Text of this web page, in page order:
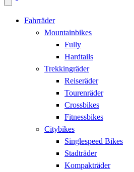
Fahrräder
Mountainbikes
Fully
Hardtails
Trekkingräder
Reiseräder
Tourenräder
Crossbikes
Fitnessbikes
Citybikes
Singlespeed Bikes
Stadträder
Kompakträder